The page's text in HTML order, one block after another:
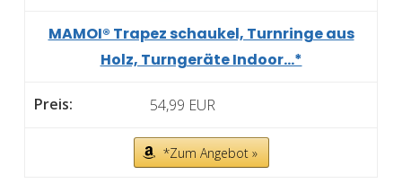
MAMOI® Trapez schaukel, Turnringe aus
Holz, Turngeräte Indoor...*
54,99 EUR
*Zum Angebot »